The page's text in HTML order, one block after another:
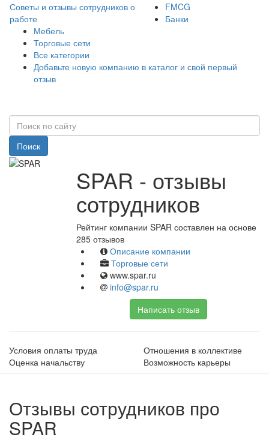
Советы и отзывы сотрудников о
работе
FMCG
Банки
Мебель
Торговые сети
Все категории
Добавьте новую компанию в каталог и свой первый
отзыв
Поиск
SPAR - отзывы
сотрудников
Рейтинг компании SPAR составлен на основе
285 отзывов
Описание компании
Торговые сети
www.spar.ru
info@spar.ru
Написать отзыв
Условия оплаты труда
Отношения в коллективе
Оценка начальству
Возможность карьеры
Отзывы сотрудников про
SPAR